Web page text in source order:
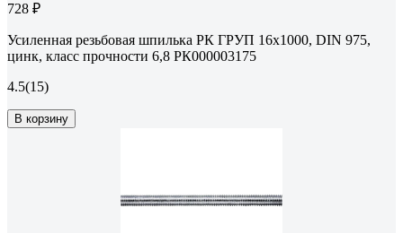
728 ₽
Усиленная резьбовая шпилька РК ГРУП 16x1000, DIN 975,
цинк, класс прочности 6,8 РК000003175
4.5(15)
В корзину